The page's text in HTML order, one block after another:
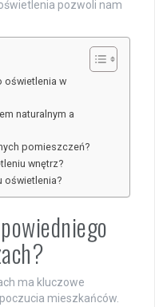
pozwoli nam
oświetlenia w
naturalnym a
pomieszczeń?
wnętrz?
oświetlenia?
ma kluczowe
mieszkańców.